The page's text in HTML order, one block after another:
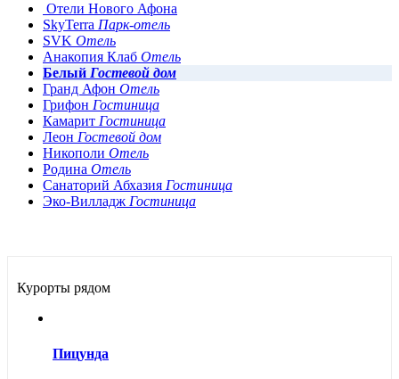
Отели Нового Афона
SkyTerra Парк-отель
SVK Отель
Анакопия Клаб Отель
Белый Гостевой дом
Гранд Афон Отель
Грифон Гостиница
Камарит Гостиница
Леон Гостевой дом
Никополи Отель
Родина Отель
Санаторий Абхазия Гостиница
Эко-Вилладж Гостиница
Курорты рядом
Пицунда